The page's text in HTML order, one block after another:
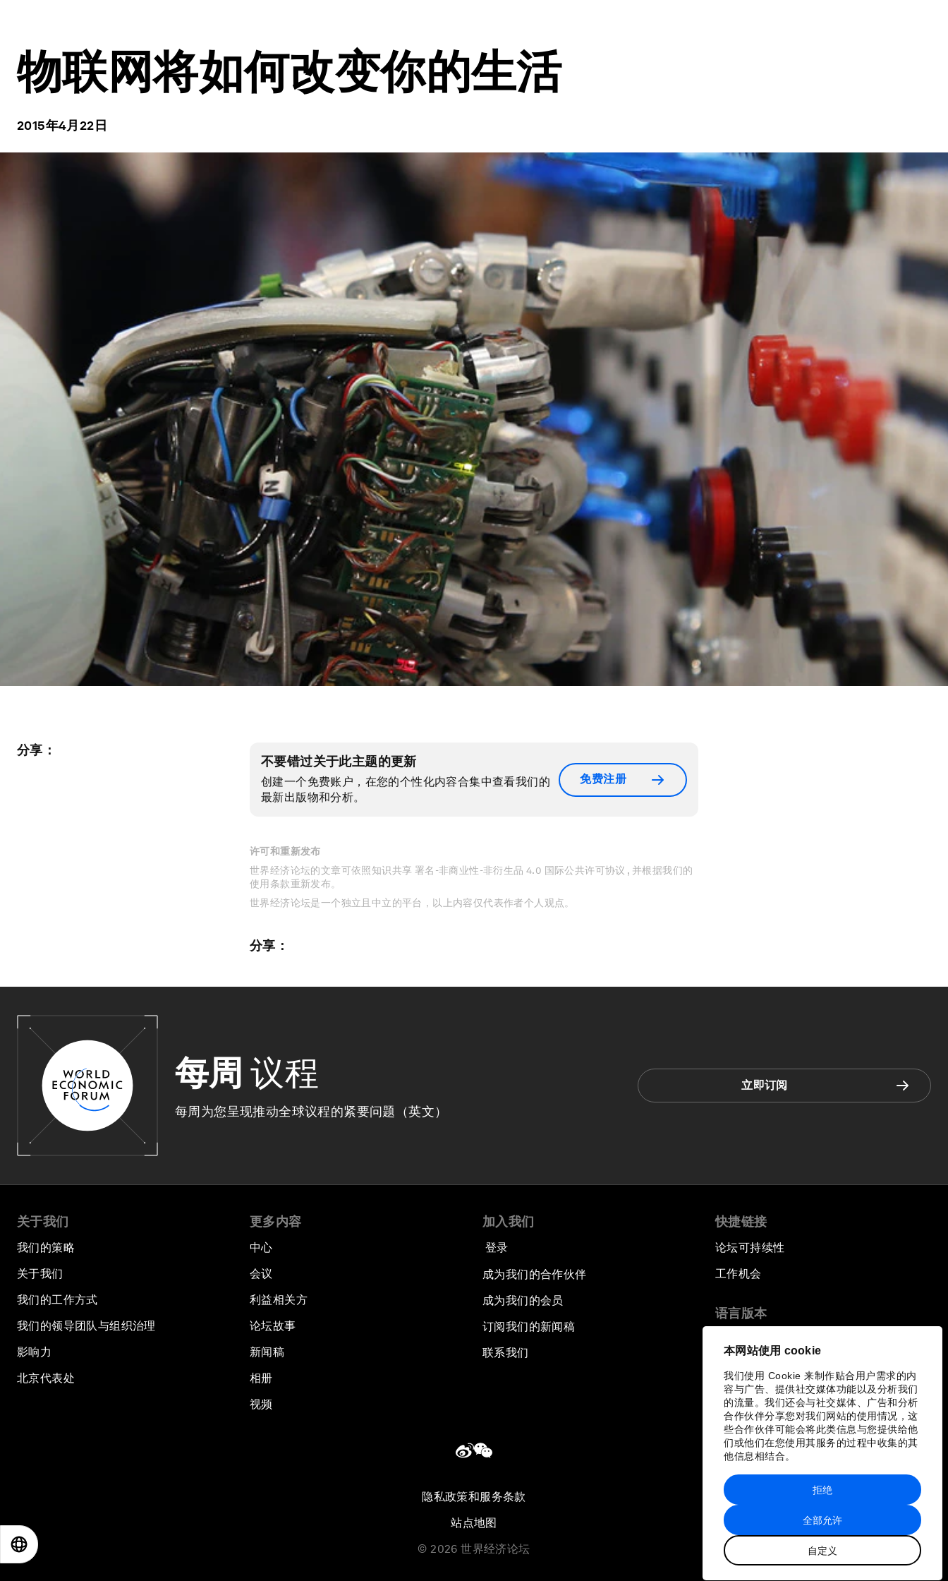
本网站使用 cookie
我们使用 Cookie 来制作贴合用户需求的内
容与广告、提供社交媒体功能以及分析我们
的流量。我们还会与社交媒体、广告和分析
合作伙伴分享您对我们网站的使用情况，这
些合作伙伴可能会将此类信息与您提供给他
们或他们在您使用其服务的过程中收集的其
他信息相结合。
全部允许
自定义
拒绝
物联网将如何改变你的生活
2015年4月22日
分享：
不要错过关于此主题的更新
创建一个免费账户，在您的个性化内容合集中查看我们的
最新出版物和分析。
免费注册
许可和重新发布
世界经济论坛的文章可依照知识共享 署名-非商业性-非衍生品 4.0 国际公共许可协议 , 并根据我们的
使用条款重新发布。
世界经济论坛是一个独立且中立的平台，以上内容仅代表作者个人观点。
分享：
每周 议程
每周为您呈现推动全球议程的紧要问题（英文）
立即订阅
关于我们
我们的策略
关于我们
我们的工作方式
我们的领导团队与组织治理
影响力
北京代表处
更多内容
中心
会议
利益相关方
论坛故事
新闻稿
相册
视频
加入我们
登录
成为我们的合作伙伴
成为我们的会员
订阅我们的新闻稿
联系我们
快捷链接
论坛可持续性
工作机会
语言版本
隐私政策和服务条款
站点地图
© 2026 世界经济论坛